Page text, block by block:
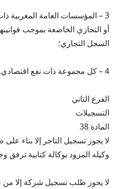
3 – المؤسسات العامة المغربية
أو التجاري الخاضعة بموجب
السجل التجاري؛
4 – كل مجموعة ذات نفع اقتصادي.
الفرع الثاني
التسجيلات
المادة 38
لا يجوز تسجيل التاجر إلا بناء
وكيله المزود بوكالة كتابية ترفق
لا يجوز طلب تسجيل شركة إلا من